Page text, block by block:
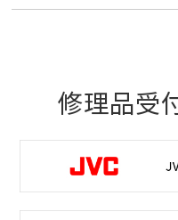
修理品受